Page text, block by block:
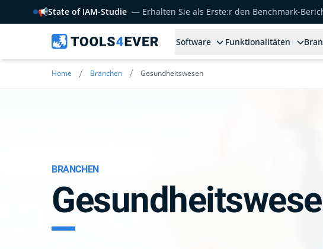
📢State of IAM-Studie — Erhalten Sie als Erste:r den Benchmark-
Software Funktionalitäten
Home / Branchen / Gesundheitswesen
BRANCHEN